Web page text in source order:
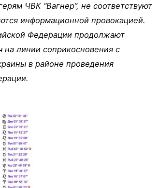
ЧВК “Вагнер”, не соответствуют
информационной провокацией.
Федерации продолжают
на линии соприкосновения с
в районе проведения